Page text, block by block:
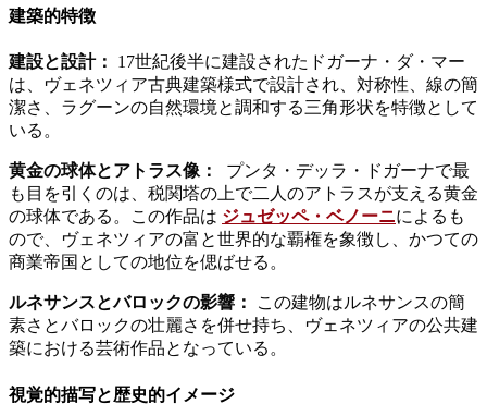
建築的特徴
建設と設計： 17世紀後半に建設されたドガーナ・ダ・マー
は、ヴェネツィア古典建築様式で設計され、対称性、線の簡
潔さ、ラグーンの自然環境と調和する三角形状を特徴として
いる。
黄金の球体とアトラス像： プンタ・デッラ・ドガーナで最
も目を引くのは、税関塔の上で二人のアトラスが支える黄金
の球体である。この作品は ジュゼッペ・ベノーニによるも
ので、ヴェネツィアの富と世界的な覇権を象徴し、かつての
商業帝国としての地位を偲ばせる。
ルネサンスとバロックの影響：
この建物はルネサンスの簡
素さとバロックの壮麗さを併せ持ち、ヴェネツィアの公共建
築における芸術作品となっている。
視覚的描写と歴史的イメージ